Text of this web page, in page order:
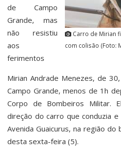
Carro de Mirian
com colisão (Foto:
de Campo
Grande, mas
não resistiu
aos
ferimentos
Mirian Andrade Menezes, de
Campo Grande, menos de 1h
Corpo de Bombeiros Militar.
direção do carro que conduzia
Avenida Guaicurus, na região do
desta sexta-feira (5).